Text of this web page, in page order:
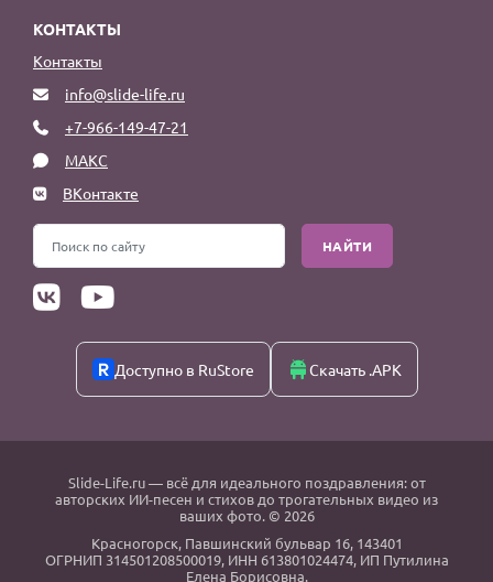
КОНТАКТЫ
Контакты
info@slide-life.ru
+7-966-149-47-21
МАКС
ВКонтакте
НАЙТИ
Доступно в RuStore Скачать .APK
Slide-Life.ru— всё для идеального поздравления: от
авторских ИИ-песен и стихов до трогательных видео из
ваших фото. © 2026
Красногорск, Павшинский бульвар 16, 143401
ОГРНИП 314501208500019, ИНН 613801024474, ИП Путилина
Елена Борисовна.